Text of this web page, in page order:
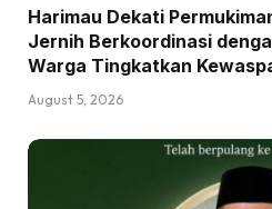
Harimau Dekati
Jernih Berkoordinasi
Warga Tingkatkan
August 5, 2026